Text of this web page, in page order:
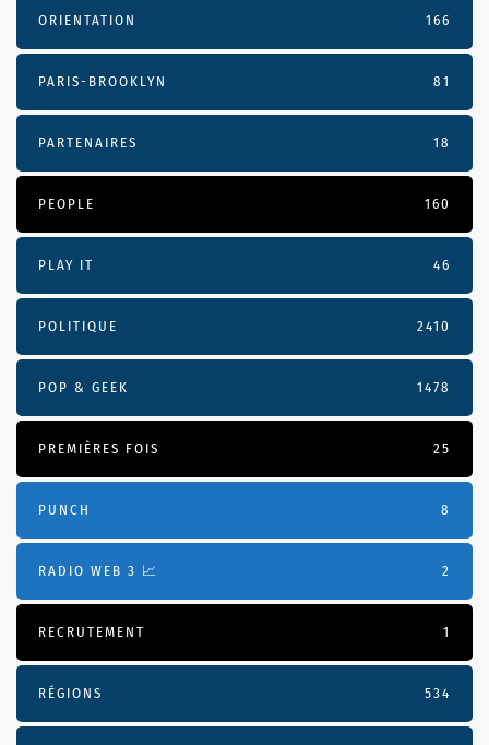
ORIENTATION 166
PARIS-BROOKLYN 81
PARTENAIRES 18
PEOPLE 160
PLAY IT 46
POLITIQUE 2410
POP & GEEK 1478
PREMIÈRES FOIS 25
PUNCH 8
RADIO WEB 3 📈 2
RECRUTEMENT 1
RÉGIONS 534